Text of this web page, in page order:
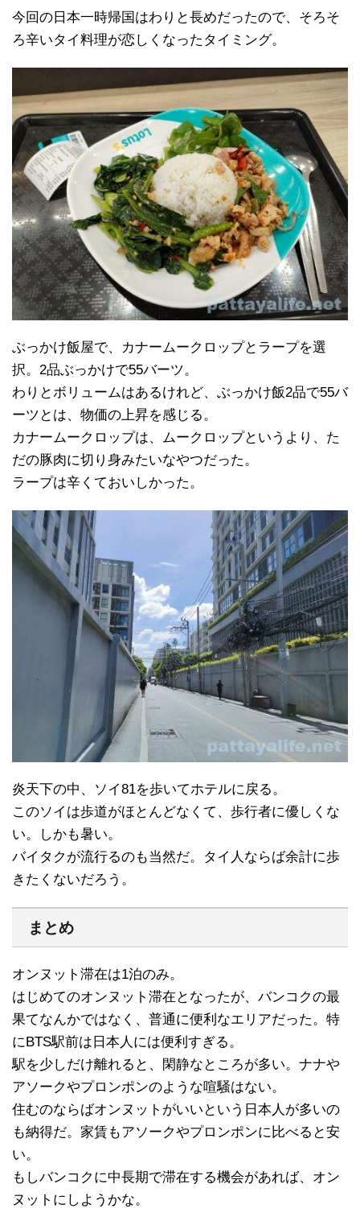
今回の日本一時帰国はわりと長めだったので、そろそ
ろ辛いタイ料理が恋しくなったタイミング。
ぶっかけ飯屋で、カナームークロップとラープを選
択。2品ぶっかけで55バーツ。
わりとボリュームはあるけれど、ぶっかけ飯2品で55バ
ーツとは、物価の上昇を感じる。
カナームークロップは、ムークロップというより、た
だの豚肉に切り身みたいなやつだった。
ラープは辛くておいしかった。
炎天下の中、ソイ81を歩いてホテルに戻る。
このソイは歩道がほとんどなくて、歩行者に優しくな
い。しかも暑い。
バイタクが流行るのも当然だ。タイ人ならば余計に歩
きたくないだろう。
まとめ
オンヌット滞在は1泊のみ。
はじめてのオンヌット滞在となったが、バンコクの最
果てなんかではなく、普通に便利なエリアだった。特
にBTS駅前は日本人には便利すぎる。
駅を少しだけ離れると、閑静なところが多い。ナナや
アソークやプロンポンのような喧騒はない。
住むのならばオンヌットがいいという日本人が多いの
も納得だ。家賃もアソークやプロンポンに比べると安
い。
もしバンコクに中長期で滞在する機会があれば、オン
ヌットにしようかな。